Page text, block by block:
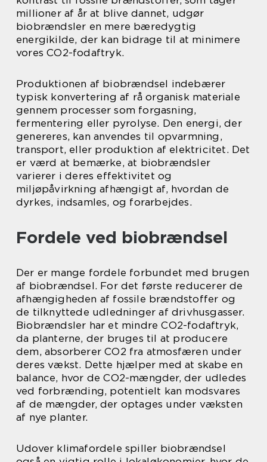
millioner af år at blive dannet, udgør
biobrændsler en mere bæredygtig
energikilde, der kan bidrage til at minimere
vores CO2-fodaftryk.
Produktionen af biobrændsel indebærer
typisk konvertering af rå organisk materiale
gennem processer som forgasning,
fermentering eller pyrolyse. Den energi, der
genereres, kan anvendes til opvarmning,
transport, eller produktion af elektricitet. Det
er værd at bemærke, at biobrændsler
varierer i deres effektivitet og
miljøpåvirkning afhængigt af, hvordan de
dyrkes, indsamles, og forarbejdes.
Fordele ved biobrændsel
Der er mange fordele forbundet med brugen
af biobrændsel. For det første reducerer de
afhængigheden af fossile brændstoffer og
de tilknyttede udledninger af drivhusgasser.
Biobrændsler har et mindre CO2-fodaftryk,
da planterne, der bruges til at producere
dem, absorberer CO2 fra atmosfæren under
deres vækst. Dette hjælper med at skabe en
balance, hvor de CO2-mængder, der udledes
ved forbrænding, potentielt kan modsvares
af de mængder, der optages under væksten
af nye planter.
Udover klimafordele spiller biobrændsel